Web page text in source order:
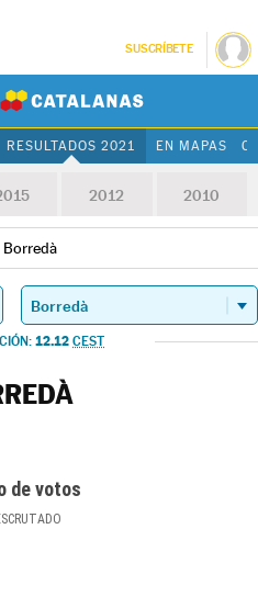
SUSCRÍBETE
RESULTADOS 2021 EN MAPAS
2012 2010
Borredà
12.12 CEST
de votos